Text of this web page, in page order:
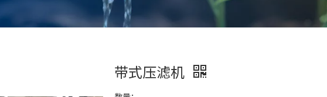
精密过滤器
曝气器
带式压滤机